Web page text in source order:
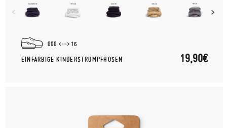
000 16
EINFARBIGE KINDERSTRUMPFHOSEN 19,90€